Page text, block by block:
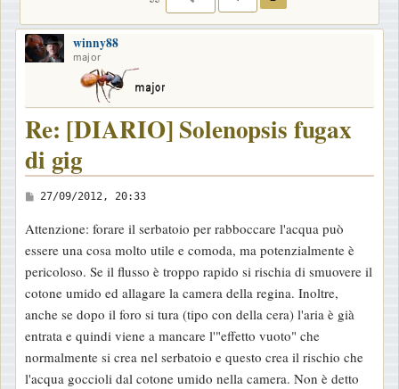
winny88
major
Re: [DIARIO] Solenopsis fugax
di gig
M
s
s
a
g
g
i
o
27/09/2012, 20:33
Attenzione: forare il serbatoio per rabboccare l'acqua può
essere una cosa molto utile e comoda, ma potenzialmente è
pericoloso. Se il flusso è troppo rapido si rischia di smuovere il
cotone umido ed allagare la camera della regina. Inoltre,
anche se dopo il foro si tura (tipo con della cera) l'aria è già
entrata e quindi viene a mancare l'"effetto vuoto" che
normalmente si crea nel serbatoio e questo crea il rischio che
l'acqua goccioli dal cotone umido nella camera. Non è detto